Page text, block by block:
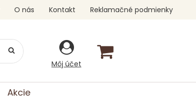
Môj účet
O nás Kontakt Reklamačné podmienky
Akcie